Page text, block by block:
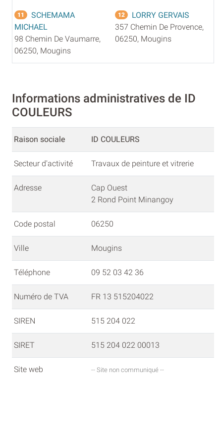
11
SCHEMAMA
MICHAEL
98 Chemin De Vaumarre,
06250, Mougins
12
LORRY GERVAIS
357 Chemin De Provence,
06250, Mougins
Informations administratives de ID
COULEURS
Raison sociale ID COULEURS
Secteur d'activité Travaux de peinture et vitrerie
Adresse
Cap Ouest
2 Rond Point Minangoy
Code postal 06250
Ville Mougins
Téléphone 09 52 03 42 36
Numéro de TVA FR 13 515204022
SIREN 515 204 022
SIRET 515 204 022 00013
Site web -- Site non communiqué --